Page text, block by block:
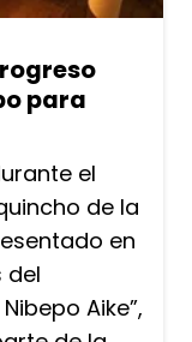
para
el
de la
en
del
Aike”,